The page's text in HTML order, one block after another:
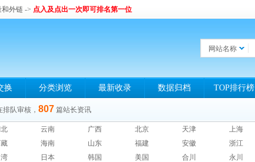
和外链 -> 点入及点出一次即可排名第一位
网站名称
换 分类浏览 最新收录 数据归档 TOP排行榜
队审核， 807 篇站长资讯
云南 广西 北京 天津 上海
海南 山东 福建 安徽 浙江
日本 韩国 美国 合川 永川